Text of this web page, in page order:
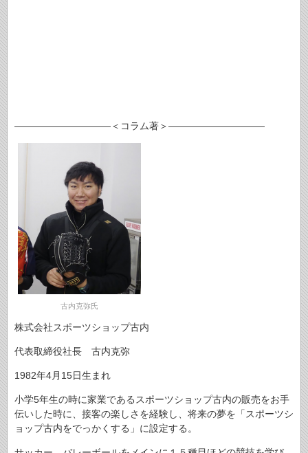
――――――――――＜コラム著＞――――――――――
古内克弥氏
株式会社スポーツショップ古内
代表取締役社長 古内克弥
1982年4月15日生まれ
小学5年生の時に家業であるスポーツショップ古内の販売をお手
伝いした時に、接客の楽しさを経験し、将来の夢を「スポーツシ
ョップ古内をでっかくする」に設定する。